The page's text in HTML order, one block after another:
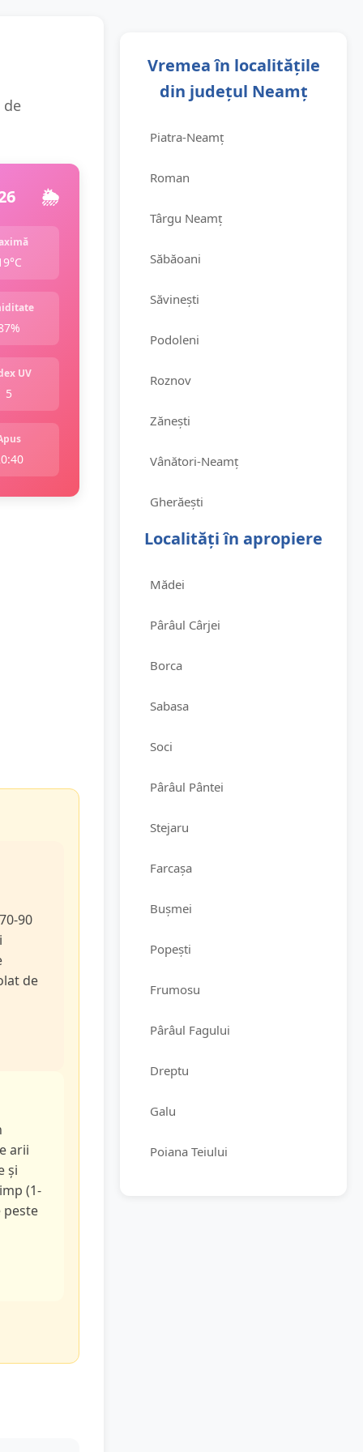
de
🌦️
UV
5
90
de
arii
și
(1-
peste
Vremea în localitățile
din județul Neamț
Piatra-Neamț
Roman
Târgu Neamț
Săbăoani
Săvinești
Podoleni
Roznov
Zănești
Vânători-Neamț
Gherăești
Localități în apropiere
Mădei
Pârâul Cârjei
Borca
Sabasa
Soci
Pârâul Pântei
Stejaru
Farcașa
Bușmei
Popești
Frumosu
Pârâul Fagului
Dreptu
Galu
Poiana Teiului